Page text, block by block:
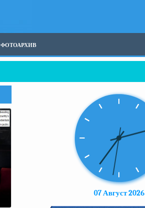
ФОТОАРХИВ
07 Август 2026